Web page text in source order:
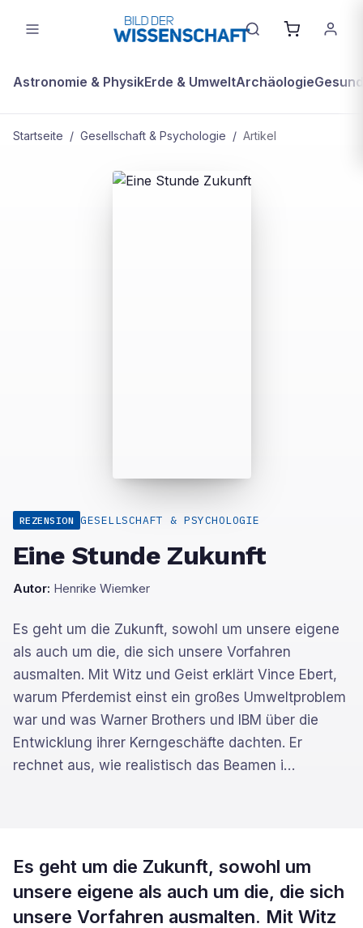
Astronomie & PhysikErde & UmweltArchäologie
Startseite / Gesellschaft & Psychologie / Artikel
REZENSION GESELLSCHAFT & PSYCHOLOGIE
Eine Stunde Zukunft
Autor: Henrike Wiemker
Es geht um die Zukunft, sowohl um unsere eigene
als auch um die, die sich unsere Vorfahren
ausmalten. Mit Witz und Geist erklärt Vince Ebert,
warum Pferdemist einst ein großes Umweltproblem
war und was Warner Brothers und IBM über die
Entwicklung ihrer Kerngeschäfte dachten. Er
rechnet aus, wie realistisch das Beamen i…
Es geht um die Zukunft, sowohl um
unsere eigene als auch um die, die sich
unsere Vorfahren ausmalten. Mit Witz